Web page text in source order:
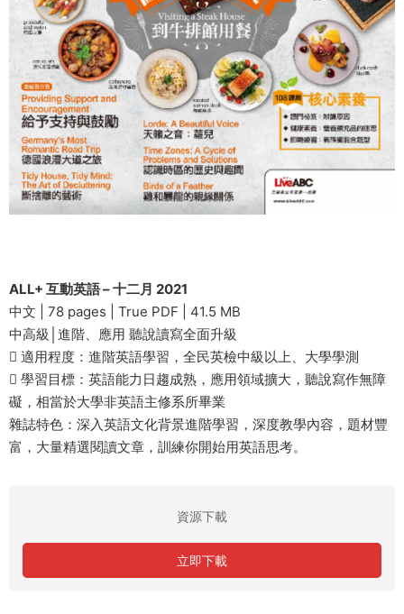
ALL+ 互動英語 – 十二月 2021
中文 | 78 pages | True PDF | 41.5 MB
中高級│進階、應用 聽說讀寫全面升級
 適用程度：進階英語學習，全民英檢中級以上、大學學測
 學習目標：英語能力日趨成熟，應用領域擴大，聽說寫作無障
礙，相當於大學非英語主修系所畢業
雜誌特色：深入英語文化背景進階學習，深度教學內容，題材豐
富，大量精選閱讀文章，訓練你開始用英語思考。
資源下載
立即下載